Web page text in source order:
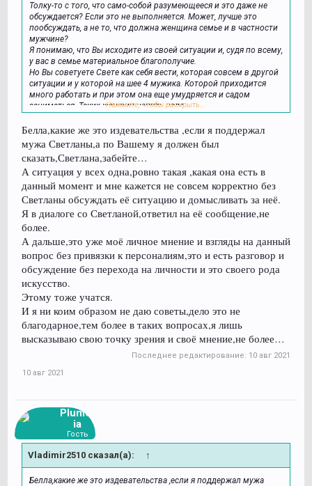
Толку-то с того, что само-собой разумеющееся и это даже не
обсуждается? Если это не выполняется. Может, лучше это
пообсуждать, а не то, что должна женщина семье и в частности
мужчине?
Я понимаю, что Вы исходите из своей ситуации и, судя по всему,
у вас в семье материальное благополучие.
Но Вы советуете Свете как себя вести, которая совсем в другой
ситуации и у которой на шее 4 мужика. Которой приходится
много работать и при этом она еще умудряется и садом
заниматься. Таких женщин ценить надо.
простите, даже со стороны Ваши советы могут восприниматься
как издевательство.
Я могу ошибаться. Опять же сужу по себе. И у меня только одна
дочка. Это был мой сознательный выбор, потому что дело было
в 90-е и сами знаете, как тогда было. Опять же до 8 лет дочки я
не работала, так что свой материнский долг выполняла от и до.
Но если бы мне муж указывал как Вы, как я должна себя вести и
главное, что должна чувствовать, чему радоваться... Мне тогда
было бы пофиг, на какую сторону его кепочка была бы одета.
Я не знаю Вашу жену. Может быть она более сдержана и не
говорит Вам подобного на Ваши замечания и указания. Но она
может это чувствовать. Подумайте об этом.
Нажмите, чтобы раскрыть...
Белла,какие же это издевательства ,если я поддержал
мужа Светланы,а по Вашему я должен был
сказать,Светлана,забейте…
А ситуация у всех одна,ровно такая ,какая она есть в
данный момент и мне кажется не совсем корректно без
Светланы обсуждать её ситуацию и домысливать за неё.
Я в диалоге со Светланой,ответил на её сообщение,не
более.
А дальше,это уже моё личное мнение и взгляды на данный
вопрос без привязки к персоналиям,это и есть разговор и
обсуждение без перехода на личности и это своего рода
искусство.
Этому тоже учатся.
И я ни коим образом не даю советы,дело это не
благодарное,тем более в таких вопросах,я лишь
высказываю свою точку зрения и своё мнение,не более…
Последнее редактирование: 10 авг 2021
10 авг 2021
Plumer
ia
Гость
Vladimir2510 сказал(а): ↑
Белла,какие же это издевательства ,если я поддержал мужа